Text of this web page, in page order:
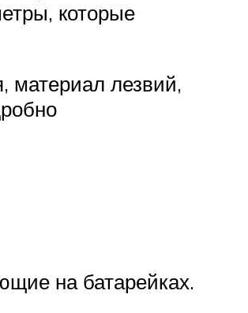
которые
материал лезвий,
на батарейках.